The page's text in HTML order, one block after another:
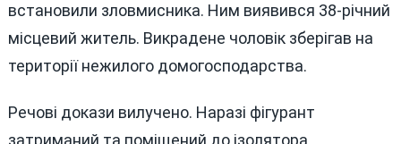
встановили зловмисника. Ним виявився 38-річний
місцевий житель. Викрадене чоловік зберігав на
території нежилого домогосподарства.
Речові докази вилучено. Наразі фігурант
затриманий та поміщений до ізолятора